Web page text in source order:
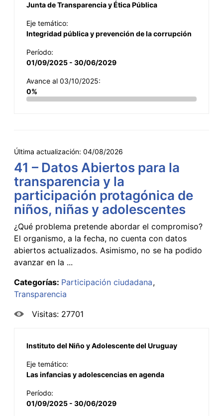
Junta de Transparencia y Ética Pública
Eje temático:
Integridad pública y prevención de la corrupción
Período:
01/09/2025 - 30/06/2029
Avance al 03/10/2025:
0%
Última actualización: 04/08/2026
41 – Datos Abiertos para la
transparencia y la
participación protagónica de
niños, niñas y adolescentes
¿Qué problema pretende abordar el compromiso?
El organismo, a la fecha, no cuenta con datos
abiertos actualizados. Asimismo, no se ha podido
avanzar en la ...
Categorías: Participación ciudadana
Transparencia
Visitas: 27701
Instituto del Niño y Adolescente del Uruguay
Eje temático:
Las infancias y adolescencias en agenda
Período:
01/09/2025 - 30/06/2029